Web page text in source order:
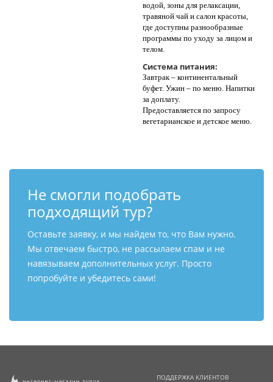
водой, зоны для релаксации,
травяной чай и салон красоты,
где доступны разнообразные
программы по уходу за лицом и
телом.
Система питания:
Завтрак – континентальный
буфет. Ужин – по меню. Напитки
за доплату.
Предоставляется по запросу
вегетарианское и детское меню.
Не смогли подобрать
подходящий тур?
Оставьте заявку, и мы найдем то, что Вам нужно.
Мы отвечаем быстро, не рассылаем спам и не
навязываем дополнительных услуг. Просто
попробуйте и убедитесь сами!
ПОДДЕРЖКА КЛИЕНТОВ